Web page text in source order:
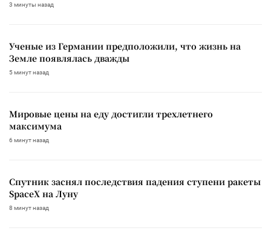
3 минуты назад
Ученые из Германии предположили, что жизнь на
Земле появлялась дважды
5 минут назад
Мировые цены на еду достигли трехлетнего
максимума
6 минут назад
Спутник заснял последствия падения ступени ракеты
SpaceX на Луну
8 минут назад